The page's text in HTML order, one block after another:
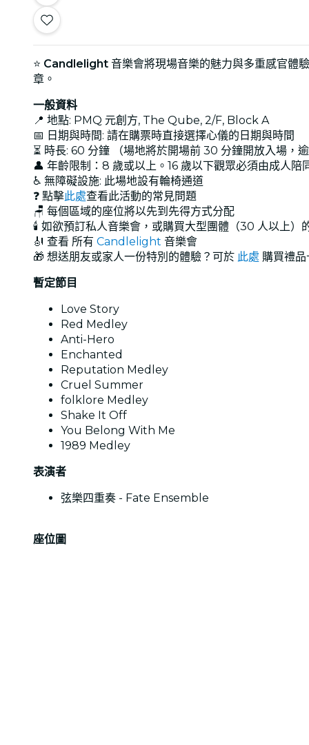
⭐ Candlelight 音樂會將現場音樂的魅力與多重感官
章。
一般資料
📍 地點: PMQ 元創方, The Qube, 2/F, Block A
📅 日期與時間: 請在購票時直接選擇心儀的日期與時間
⏳ 時長: 60 分鐘 （場地將於開場前 30 分鐘開放入場，
👤 年齡限制：8 歲或以上。16 歲以下觀眾必須由成人陪
♿ 無障礙設施: 此場地設有輪椅通道
❓ 點擊此處查看此活動的常見問題
🪑 每個區域的座位將以先到先得方式分配
🕯️ 如欲預訂私人音樂會，或購買大型團體（30 人以上）
🎻 查看 所有 Candlelight 音樂會
🎁 想送朋友或家人一份特別的體驗？可於 此處 購買禮品
暫定節目
Love Story
Red Medley
Anti-Hero
Enchanted
Reputation Medley
Cruel Summer
folklore Medley
Shake It Off
You Belong With Me
1989 Medley
表演者
弦樂四重奏 - Fate Ensemble
座位圖